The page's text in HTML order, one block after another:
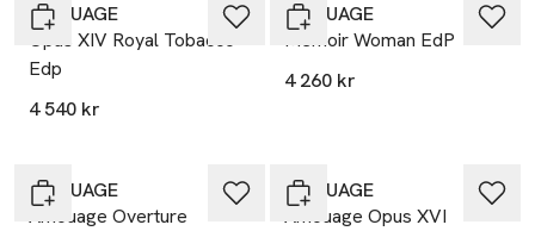
AMOUAGE
Opus XIV Royal Tobacco
Edp
4 540 kr
AMOUAGE
Memoir Woman EdP
4 260 kr
AMOUAGE
Amouage Overture
AMOUAGE
Amouage Opus XVI